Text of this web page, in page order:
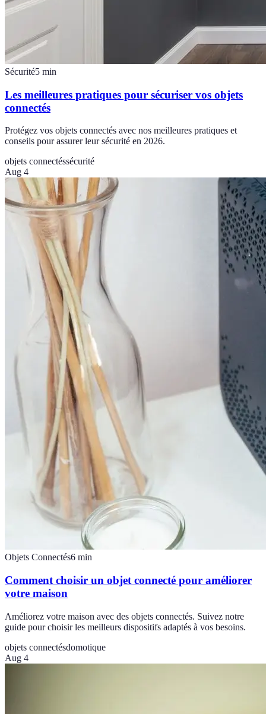
Sécurité5 min
Les meilleures pratiques pour sécuriser vos objets
connectés
Protégez vos objets connectés avec nos meilleures pratiques et
conseils pour assurer leur sécurité en 2026.
objets connectéssécurité
Aug 4
Objets Connectés6 min
Comment choisir un objet connecté pour améliorer
votre maison
Améliorez votre maison avec des objets connectés. Suivez notre
guide pour choisir les meilleurs dispositifs adaptés à vos besoins.
objets connectésdomotique
Aug 4